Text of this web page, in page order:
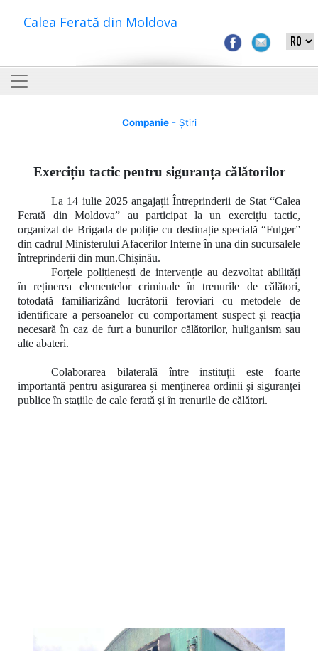
Calea Ferată din Moldova
Companie- Știri
Exercițiu tactic pentru siguranța călătorilor
La 14 iulie 2025 angajații Întreprinderii de Stat “Calea
Ferată din Moldova” au participat la un exercițiu tactic,
organizat de Brigada de poliție cu destinație specială “Fulger”
din cadrul Ministerului Afacerilor Interne în una din sucursalele
întreprinderii din mun.Chișinău.
Forțele polițienești de intervenție audezvoltat abilități
înreținerea elementelor criminale în trenurile de călători,
totodată familiarizând lucrătorii feroviari cu metodele de
identificare a persoanelor cu comportament suspect și reacția
necesară în caz de furt a bunurilor călătorilor, huliganism sau
alte abateri.
Colaborarea bilaterală între instituții este foarte
importantă pentru asigurarea și menţinerea ordinii şi siguranţei
publice în staţiile de cale ferată şi în trenurile de călători.